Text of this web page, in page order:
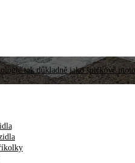
tak důkladně jako špičkové